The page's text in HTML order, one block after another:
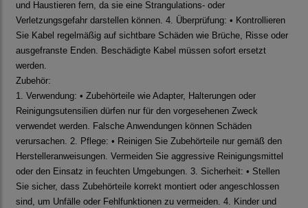
und Haustieren fern, da sie eine Strangulations- oder
Verletzungsgefahr darstellen können. 4. Überprüfung: • Kontrollieren
Sie Kabel regelmäßig auf sichtbare Schäden wie Brüche, Risse oder
ausgefranste Enden. Beschädigte Kabel müssen sofort ersetzt
werden.
Zubehör:
1. Verwendung: • Zubehörteile wie Adapter, Halterungen oder
Reinigungsutensilien dürfen nur für den vorgesehenen Zweck
verwendet werden. Falsche Anwendungen können Schäden
verursachen. 2. Pflege: • Reinigen Sie Zubehörteile nur gemäß den
Herstelleranweisungen. Vermeiden Sie aggressive Reinigungsmittel
oder den Einsatz in feuchten Umgebungen. 3. Sicherheit: • Stellen
Sie sicher, dass Zubehörteile korrekt montiert oder angeschlossen
sind, um Unfälle oder Fehlfunktionen zu vermeiden. 4. Kinder und